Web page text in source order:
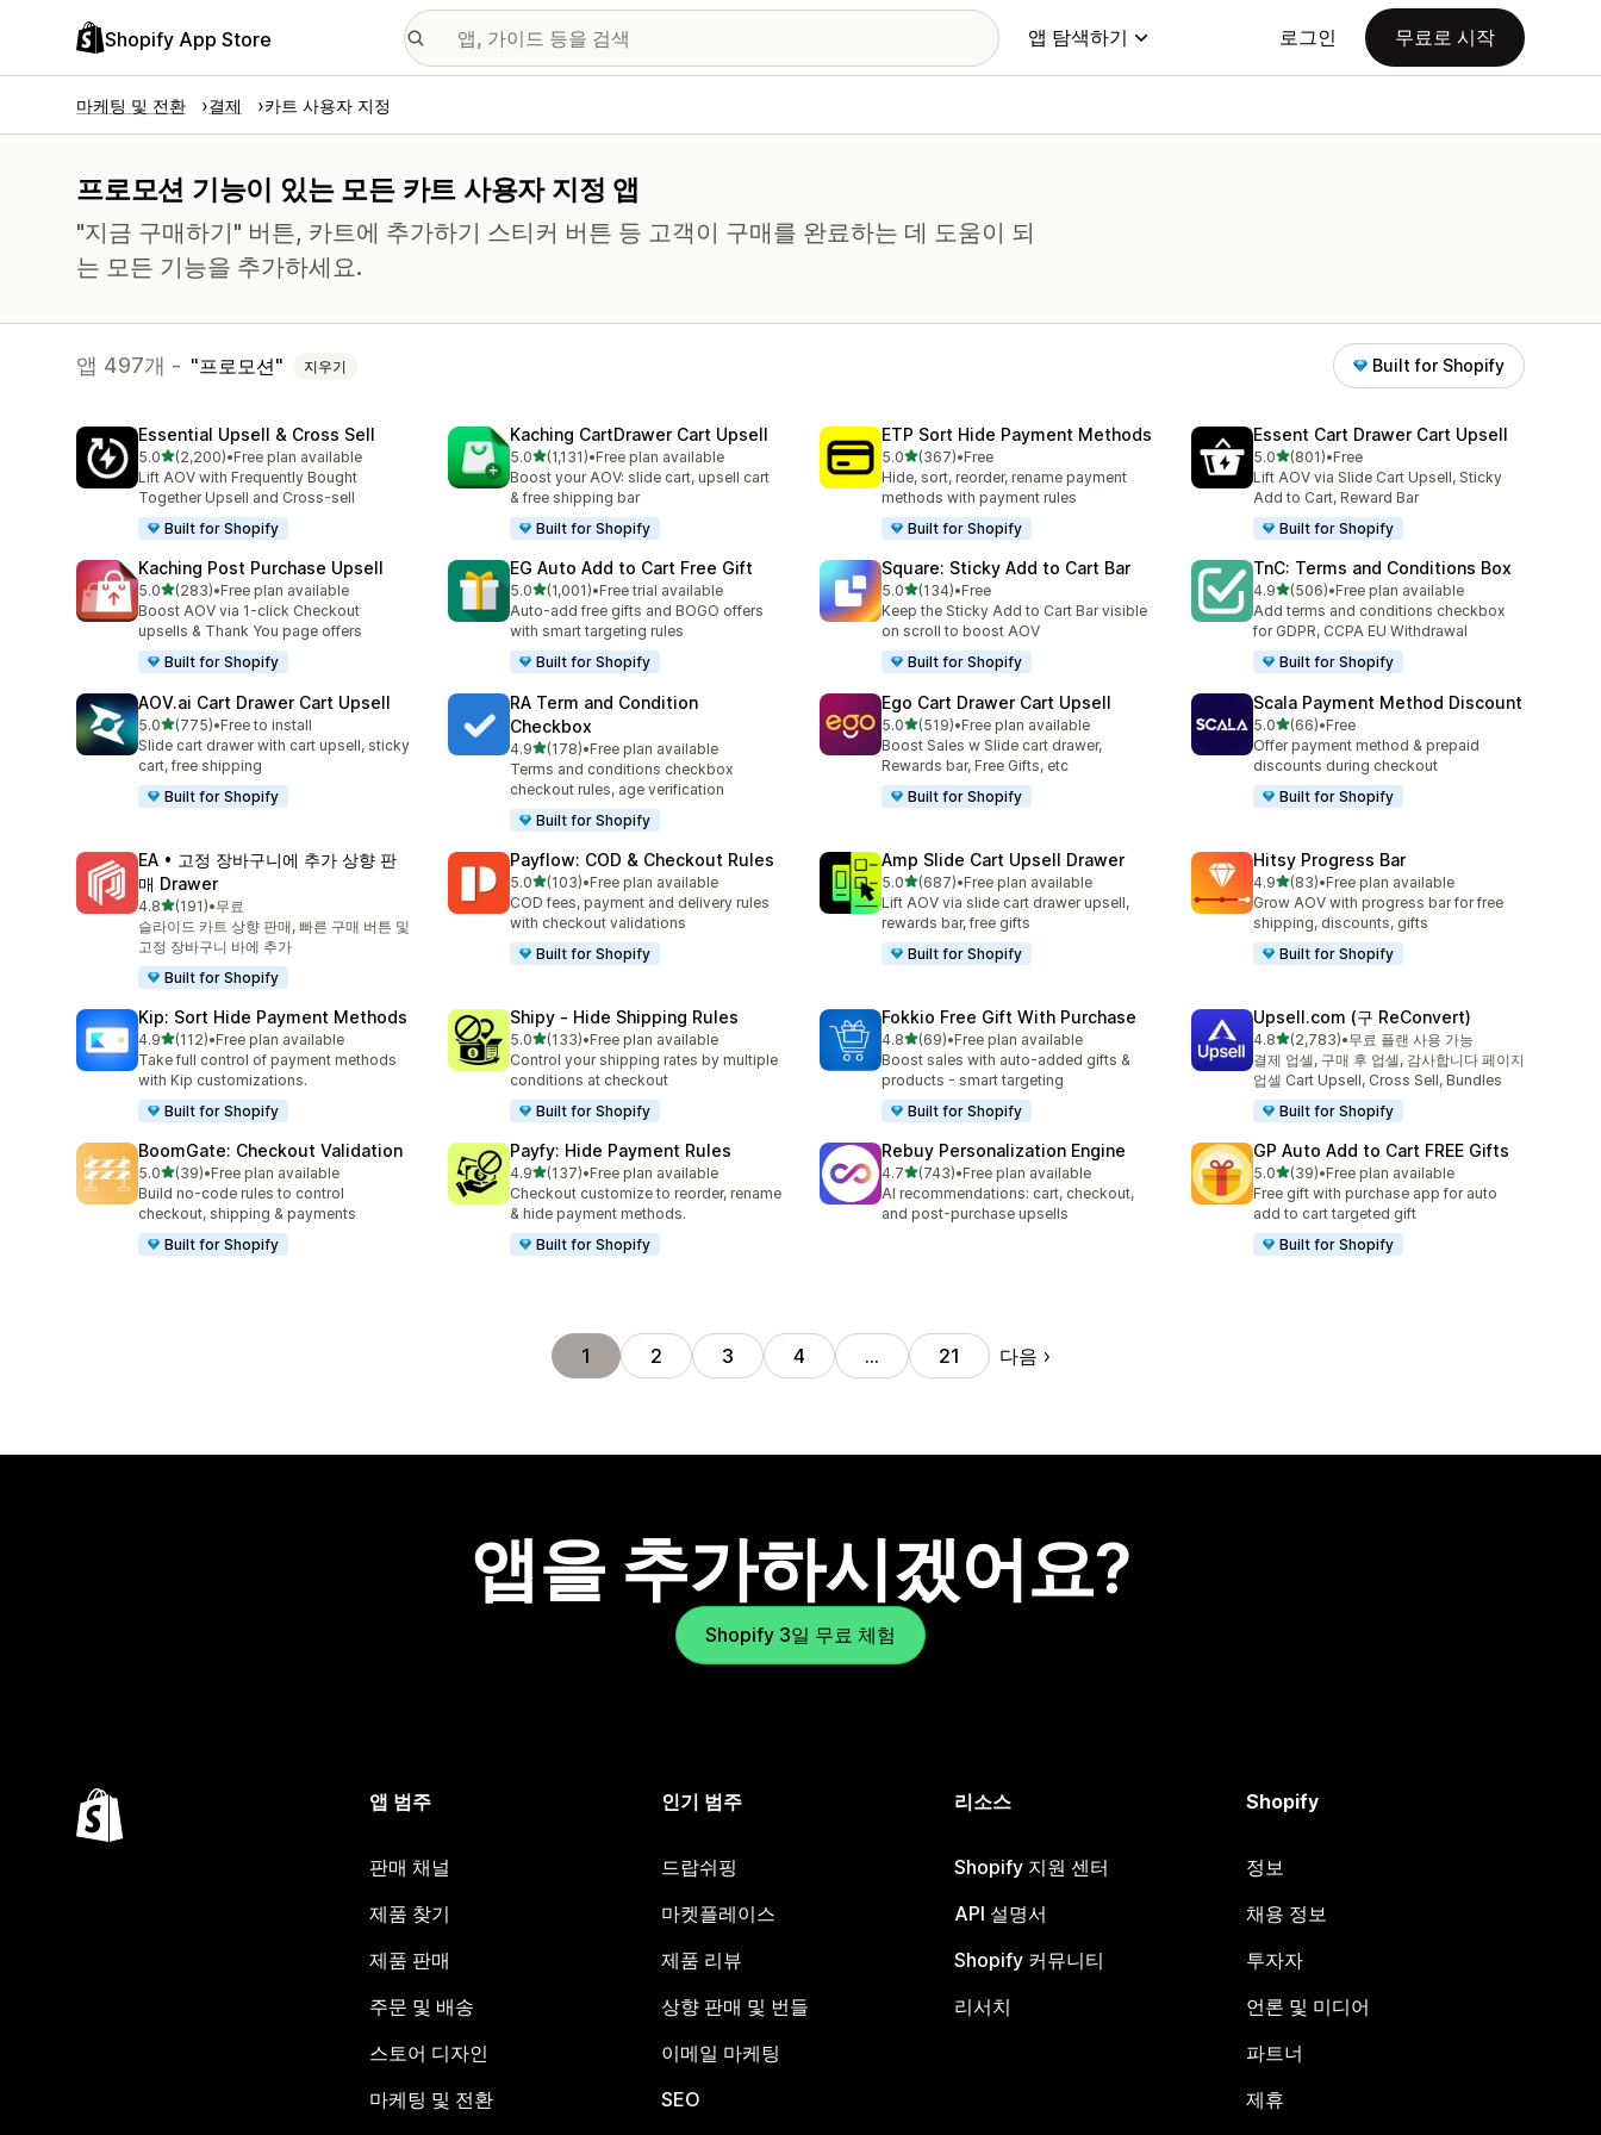
Shopify App Store 앱 탐색하기 로그인 무료로 시작
마케팅 및 전환 결제 카트 사용자 지정
프로모션 기능이 있는 모든 카트 사용자 지정 앱
"지금 구매하기" 버튼, 카트에 추가하기 스티커 버튼 등 고객이 구매를 완료하는 데 도움이 되
는 모든 기능을 추가하세요.
앱 497개 - 프로모션 지우기 Built for Shopify
Essential Upsell & Cross Sell
5.0별 5개 중
(2,200)
총 리뷰 2200개
•Free plan available
Lift AOV with Frequently Bought
Together Upsell and Cross-sell
Built for Shopify
Kaching CartDrawer Cart Upsell
5.0별 5개 중
(1,131)
총 리뷰 1131개
•Free plan available
Boost your AOV: slide cart, upsell cart
& free shipping bar
Built for Shopify
ETP Sort Hide Payment Methods
5.0별 5개 중
(367)
총 리뷰 367개
•Free
Hide, sort, reorder, rename payment
methods with payment rules
Built for Shopify
Essent Cart Drawer Cart Upsell
5.0별 5개 중
(801)
총 리뷰 801개
•Free
Lift AOV via Slide Cart Upsell, Sticky
Add to Cart, Reward Bar
Built for Shopify
Kaching Post Purchase Upsell
5.0별 5개 중
(283)
총 리뷰 283개
•Free plan available
Boost AOV via 1-click Checkout
upsells & Thank You page offers
Built for Shopify
EG Auto Add to Cart Free Gift
5.0별 5개 중
(1,001)
총 리뷰 1001개
•Free trial available
Auto-add free gifts and BOGO offers
with smart targeting rules
Built for Shopify
Square: Sticky Add to Cart Bar
5.0별 5개 중
(134)
총 리뷰 134개
•Free
Keep the Sticky Add to Cart Bar visible
on scroll to boost AOV
Built for Shopify
TnC: Terms and Conditions Box
4.9별 5개 중
(506)
총 리뷰 506개
•Free plan available
Add terms and conditions checkbox
for GDPR, CCPA EU Withdrawal
Built for Shopify
AOV.ai Cart Drawer Cart Upsell
5.0별 5개 중
(775)
총 리뷰 775개
•Free to install
Slide cart drawer with cart upsell, sticky
cart, free shipping
Built for Shopify
RA Term and Condition
Checkbox
4.9별 5개 중
(178)
총 리뷰 178개
•Free plan available
Terms and conditions checkbox
checkout rules, age verification
Built for Shopify
Ego Cart Drawer Cart Upsell
5.0별 5개 중
(519)
총 리뷰 519개
•Free plan available
Boost Sales w Slide cart drawer,
Rewards bar, Free Gifts, etc
Built for Shopify
Scala Payment Method Discount
5.0별 5개 중
(66)
총 리뷰 66개
•Free
Offer payment method & prepaid
discounts during checkout
Built for Shopify
EA • 고정 장바구니에 추가 상향 판
매 Drawer
4.8별 5개 중
(191)
총 리뷰 191개
•무료
슬라이드 카트 상향 판매, 빠른 구매 버튼 및
고정 장바구니 바에 추가
Built for Shopify
Payflow: COD & Checkout Rules
5.0별 5개 중
(103)
총 리뷰 103개
•Free plan available
COD fees, payment and delivery rules
with checkout validations
Built for Shopify
Amp Slide Cart Upsell Drawer
5.0별 5개 중
(687)
총 리뷰 687개
•Free plan available
Lift AOV via slide cart drawer upsell,
rewards bar, free gifts
Built for Shopify
Hitsy Progress Bar
4.9별 5개 중
(83)
총 리뷰 83개
•Free plan available
Grow AOV with progress bar for free
shipping, discounts, gifts
Built for Shopify
Kip: Sort Hide Payment Methods
4.9별 5개 중
(112)
총 리뷰 112개
•Free plan available
Take full control of payment methods
with Kip customizations.
Built for Shopify
Shipy ‑ Hide Shipping Rules
5.0별 5개 중
(133)
총 리뷰 133개
•Free plan available
Control your shipping rates by multiple
conditions at checkout
Built for Shopify
Fokkio Free Gift With Purchase
4.8별 5개 중
(69)
총 리뷰 69개
•Free plan available
Boost sales with auto-added gifts &
products - smart targeting
Built for Shopify
Upsell.com (구 ReConvert)
4.8별 5개 중
(2,783)
총 리뷰 2783개
•무료 플랜 사용 가능
결제 업셀, 구매 후 업셀, 감사합니다 페이지
업셀 Cart Upsell, Cross Sell, Bundles
Built for Shopify
BoomGate: Checkout Validation
5.0별 5개 중
(39)
총 리뷰 39개
•Free plan available
Build no-code rules to control
checkout, shipping & payments
Built for Shopify
Payfy: Hide Payment Rules
4.9별 5개 중
(137)
총 리뷰 137개
•Free plan available
Checkout customize to reorder, rename
& hide payment methods.
Built for Shopify
Rebuy Personalization Engine
4.7별 5개 중
(743)
총 리뷰 743개
•Free plan available
AI recommendations: cart, checkout,
and post-purchase upsells
GP Auto Add to Cart FREE Gifts
5.0별 5개 중
(39)
총 리뷰 39개
•Free plan available
Free gift with purchase app for auto
add to cart targeted gift
Built for Shopify
1 2 3 4 … 21 다음
앱을 추가하시겠어요?
Shopify 3일 무료 체험
앱 범주
판매 채널
제품 찾기
제품 판매
주문 및 배송
스토어 디자인
마케팅 및 전환
인기 범주
드랍쉬핑
마켓플레이스
제품 리뷰
상향 판매 및 번들
이메일 마케팅
SEO
리소스
Shopify 지원 센터
API 설명서
Shopify 커뮤니티
리서치
Shopify
정보
채용 정보
투자자
언론 및 미디어
파트너
제휴